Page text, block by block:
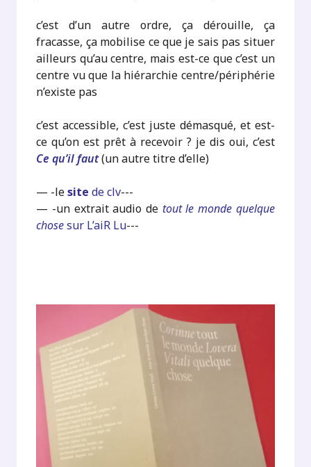
c’est d’un autre ordre, ça dérouille, ça
fracasse, ça mobilise ce que je sais pas situer
ailleurs qu’au centre, mais est-ce que c’est un
centre vu que la hiérarchie centre/périphérie
n’existe pas
c’est accessible, c’est juste démasqué, et est-
ce qu’on est prêt à recevoir ? je dis oui, c’est
Ce qu’il faut(un autre titre d’elle)
— -lesitede clv---
— -un extrait audio de tout le monde quelque
chosesur L’aiR Lu---